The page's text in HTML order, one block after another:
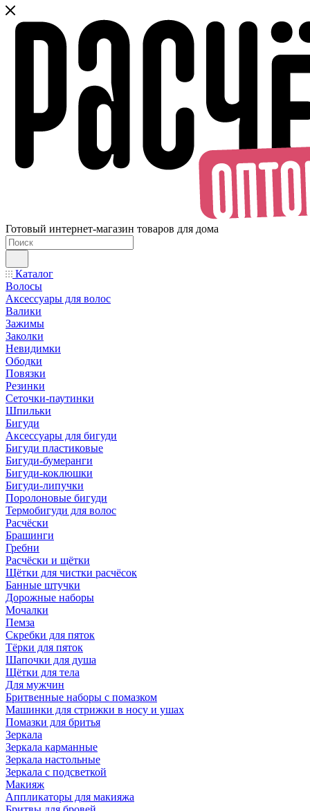
Готовый интернет-магазин товаров для дома
Каталог
Волосы
Аксессуары для волос
Валики
Зажимы
Заколки
Невидимки
Ободки
Повязки
Резинки
Сеточки-паутинки
Шпильки
Бигуди
Аксессуары для бигуди
Бигуди пластиковые
Бигуди-бумеранги
Бигуди-коклюшки
Бигуди-липучки
Поролоновые бигуди
Термобигуди для волос
Расчёски
Брашинги
Гребни
Расчёски и щётки
Щётки для чистки расчёсок
Банные штучки
Дорожные наборы
Мочалки
Пемза
Скребки для пяток
Тёрки для пяток
Шапочки для душа
Щётки для тела
Для мужчин
Бритвенные наборы с помазком
Машинки для стрижки в носу и ушах
Помазки для бритья
Зеркала
Зеркала карманные
Зеркала настольные
Зеркала с подсветкой
Макияж
Аппликаторы для макияжа